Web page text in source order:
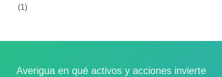
(1)
Averigua en qué activos y acciones invierte